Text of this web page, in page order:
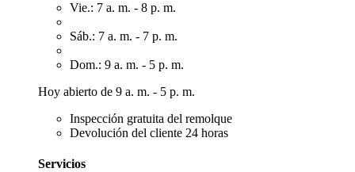
Vie.: 7 a. m. - 8 p. m.
Sáb.: 7 a. m. - 7 p. m.
Dom.: 9 a. m. - 5 p. m.
Hoy abierto de 9 a. m. - 5 p. m.
Inspección gratuita del remolque
Devolución del cliente 24 horas
Servicios